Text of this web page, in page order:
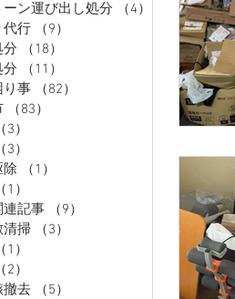
ーン運び出し処分
（4）
4件の記事
代行
（9）
分
（18）
分
（11）
り事
（82）
（83）
（3）
（3）
除
（1）
（1）
連記事
（9）
清掃
（3）
（1）
（2）
撤去
（5）